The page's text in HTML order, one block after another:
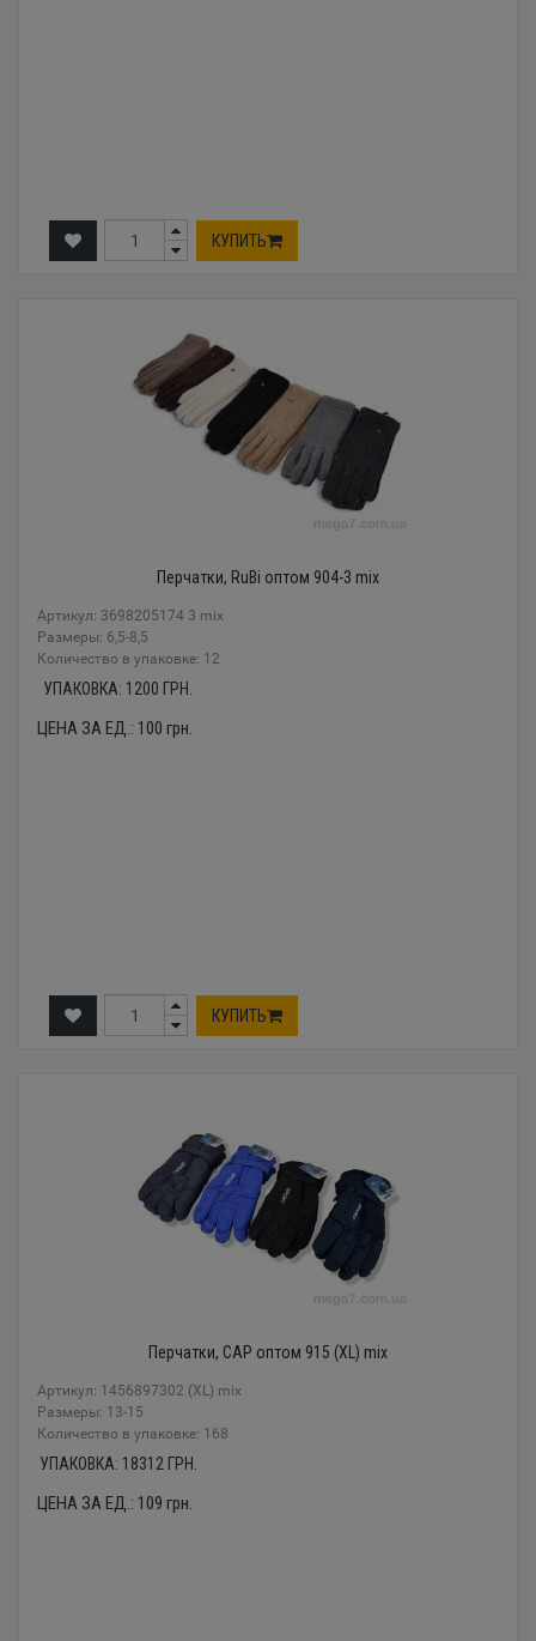
КУПИТЬ
Перчатки, RuBi оптом 904-3 mix
Артикул: 3698205174 3 mix
Размеры: 6,5-8,5
Количество в упаковке: 12
УПАКОВКА: 1200 ГРН.
ЦЕНА ЗА ЕД.: 100 грн.
КУПИТЬ
Перчатки, CAP оптом 915 (XL) mix
Артикул: 1456897302 (XL) mix
Размеры: 13-15
Количество в упаковке: 168
УПАКОВКА: 18312 ГРН.
ЦЕНА ЗА ЕД.: 109 грн.